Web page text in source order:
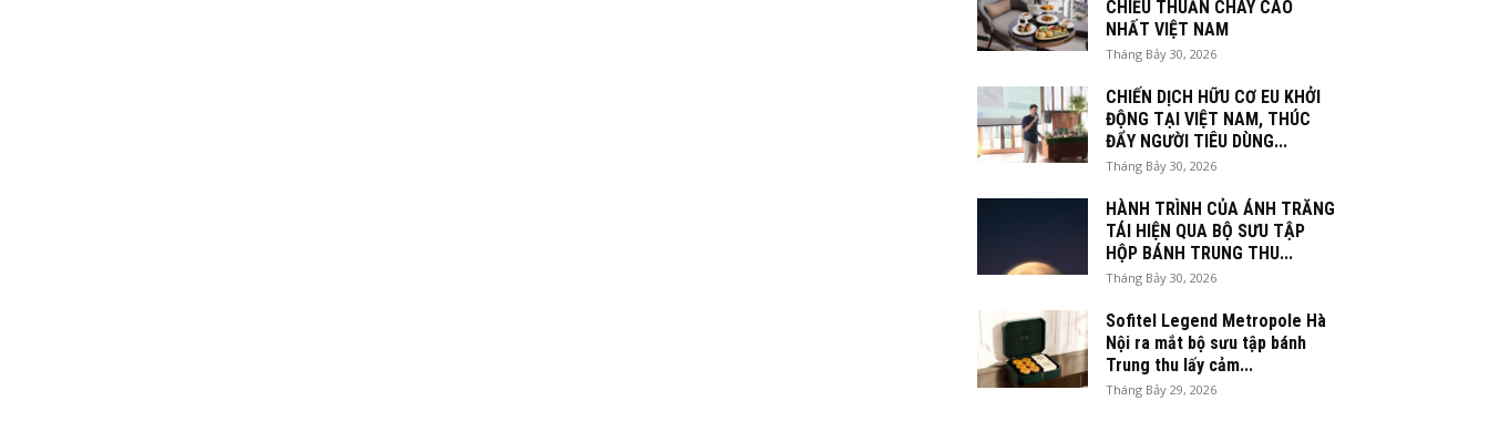
CHIỀU THUẦN CHAY CAO
NHẤT VIỆT NAM
Tháng Bảy 30, 2026
CHIẾN DỊCH HỮU CƠ EU KHỞI
ĐỘNG TẠI VIỆT NAM, THÚC
ĐẨY NGƯỜI TIÊU DÙNG...
Tháng Bảy 30, 2026
HÀNH TRÌNH CỦA ÁNH TRĂNG
TÁI HIỆN QUA BỘ SƯU TẬP
HỘP BÁNH TRUNG THU...
Tháng Bảy 30, 2026
Sofitel Legend Metropole Hà
Nội ra mắt bộ sưu tập bánh
Trung thu lấy cảm...
Tháng Bảy 29, 2026